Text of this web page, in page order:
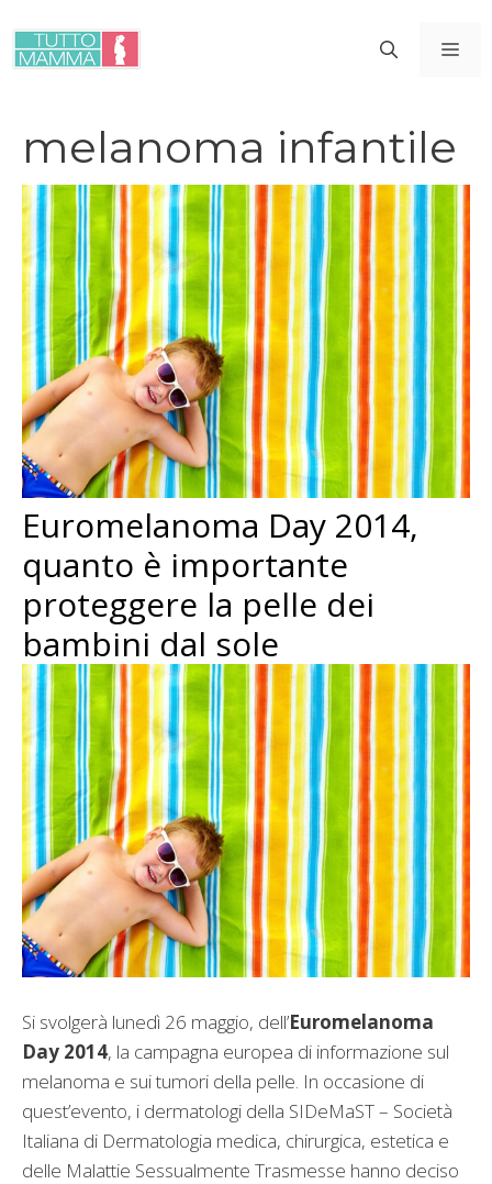
contenuto
melanoma infantile
Euromelanoma Day 2014,
quanto è importante
proteggere la pelle dei
bambini dal sole
Si svolgerà lunedì 26 maggio, dell’Euromelanoma
Day 2014, la campagna europea di informazione sul
melanoma e sui tumori della pelle. In occasione di
quest’evento, i dermatologi della SIDeMaST – Società
Italiana di Dermatologia medica, chirurgica, estetica e
delle Malattie Sessualmente Trasmesse hanno deciso